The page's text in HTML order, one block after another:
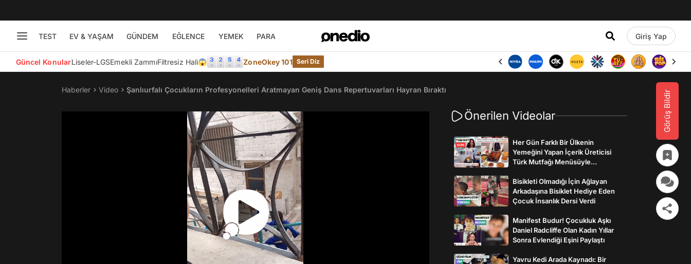
TEST EV & YAŞAM GÜNDEM EĞLENCE YEMEK PARA Giriş Yap
Güncel KonularLiseler-LGSEmekli ZammıFiltresiz Hali😱 ZoneOkey 101 Seri Diz
Görüş Bildir
Haberler Video Şanlıurfalı Çocukların Profesyonelleri Aratmayan Geniş Dans Repertuvarları Hayran Bıraktı
Önerilen Videolar
Her Gün Farklı Bir Ülkenin
Yemeğini Yapan İçerik Üreticisi
Türk Mutfağı Menüsüyle
Bisikleti Olmadığı İçin Ağlayan
Arkadaşına Bisiklet Hediye Eden
Çocuk İnsanlık Dersi Verdi
Manifest Budur! Çocukluk Aşkı
Daniel Radcliffe Olan Kadın Yıllar
Sonra Evlendiği Eşini Paylaştı
Yavru Kedi Arada Kaynadı: Bir